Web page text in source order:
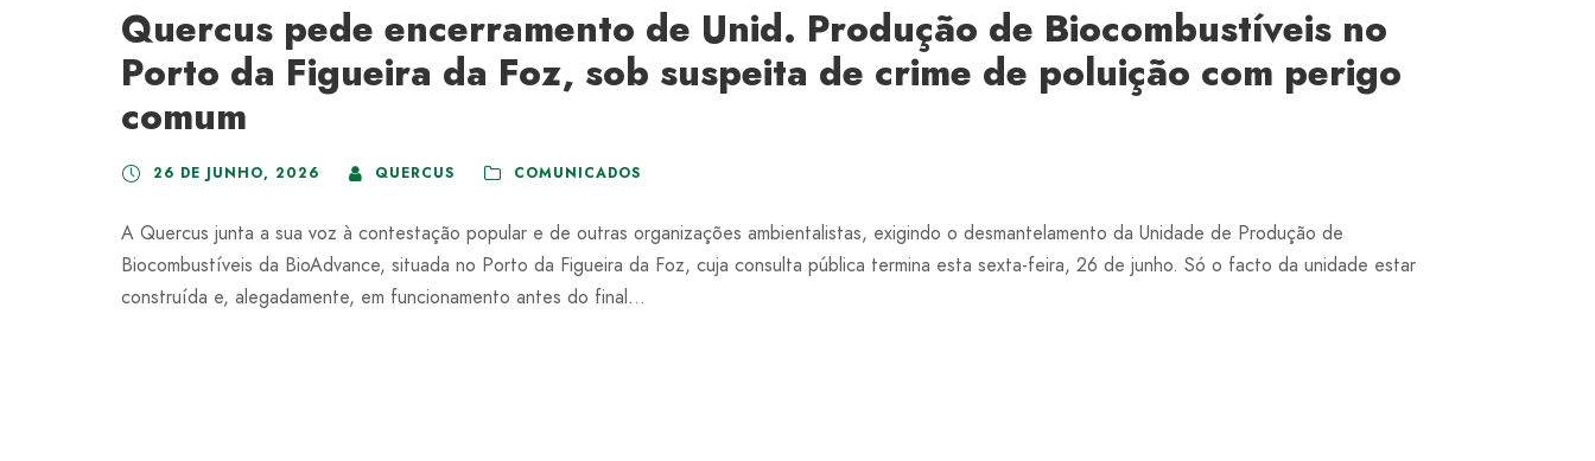
Quercus pede encerramento de Unid. Produção de Biocombustíveis no
Porto da Figueira da Foz, sob suspeita de crime de poluição com perigo
comum
26 DE JUNHO, 2026 QUERCUS COMUNICADOS
A Quercus junta a sua voz à contestação popular e de outras organizações ambientalistas, exigindo o desmantelamento da Unidade de Produção de
Biocombustíveis da BioAdvance, situada no Porto da Figueira da Foz, cuja consulta pública termina esta sexta-feira, 26 de junho. Só o facto da unidade estar
construída e, alegadamente, em funcionamento antes do final...